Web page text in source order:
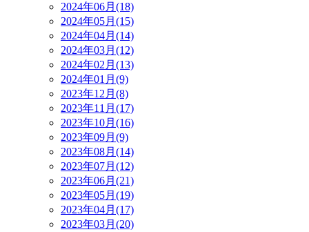
2024年06月(18)
2024年05月(15)
2024年04月(14)
2024年03月(12)
2024年02月(13)
2024年01月(9)
2023年12月(8)
2023年11月(17)
2023年10月(16)
2023年09月(9)
2023年08月(14)
2023年07月(12)
2023年06月(21)
2023年05月(19)
2023年04月(17)
2023年03月(20)